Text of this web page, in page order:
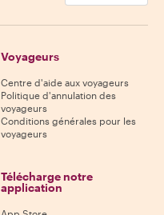
Voyageurs
Centre d'aide aux voyageurs
Politique d'annulation des
voyageurs
Conditions générales pour les
voyageurs
Télécharge notre
application